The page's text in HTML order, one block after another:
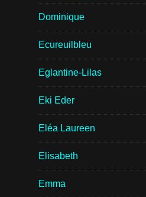
Dominique
Ecureuilbleu
Eglantine-Lilas
Eki Eder
Eléa Laureen
Elisabeth
Emma